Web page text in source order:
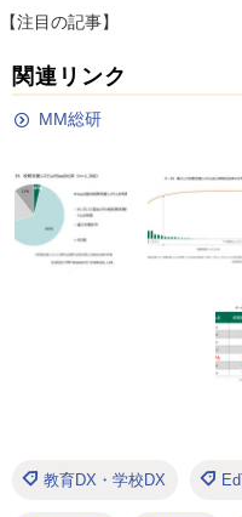
【注目の記事】
関連リンク
MM総研
教育DX・学校DX